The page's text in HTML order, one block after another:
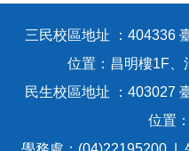
三民校區地址 ：404336
位置：昌明樓1F、
民生校區地址 ：403027
位置